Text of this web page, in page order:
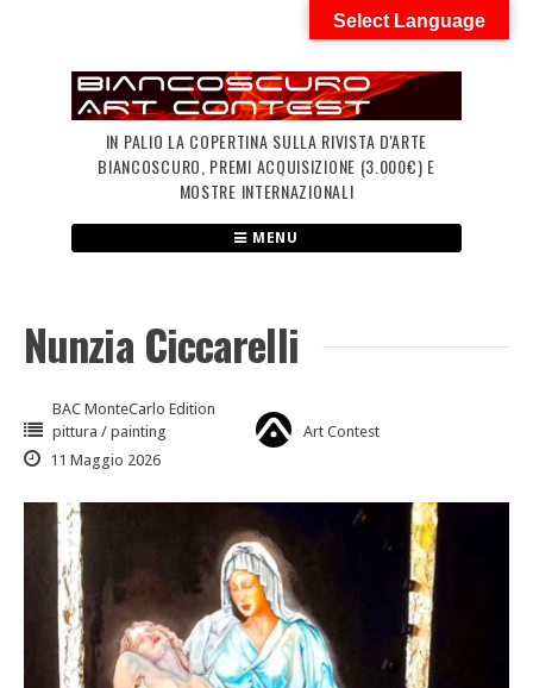
IN PALIO LA COPERTINA SULLA RIVISTA D'ARTE
BIANCOSCURO, PREMI ACQUISIZIONE (3.000€) E
MOSTRE INTERNAZIONALI
MENU
Nunzia Ciccarelli
BAC MonteCarlo Edition
pittura / painting
Art Contest
11 Maggio 2026
Select Language